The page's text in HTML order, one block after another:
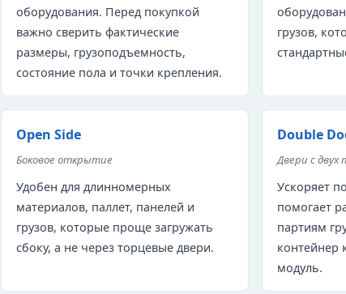
оборудования. Перед покупкой
важно сверить фактические
размеры, грузоподъемность,
состояние пола и точки крепления.
грузов,
Open Side
Боковое открытие
Удобен для длинномерных
материалов, паллет, панелей и
грузов, которые проще загружать
сбоку, а не через торцевые двери.
Double
Двери с двух
Ускоряет
помогает
партиям
контейнер
модуль.